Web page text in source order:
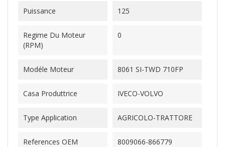
Puissance 125
Regime Du Moteur
(RPM)
0
Modéle Moteur 8061 SI-TWD 710FP
Casa Produttrice IVECO-VOLVO
Type Application AGRICOLO-TRATTORE
References OEM 8009066-866779